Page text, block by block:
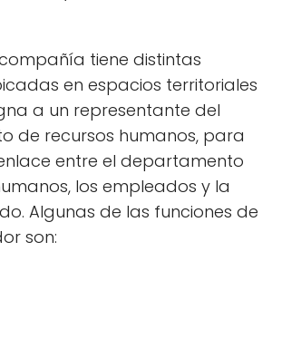
tiene distintas
en espacios territoriales
a un representante del
de recursos humanos, para
entre el departamento
los empleados y la
Algunas de las funciones de
son: